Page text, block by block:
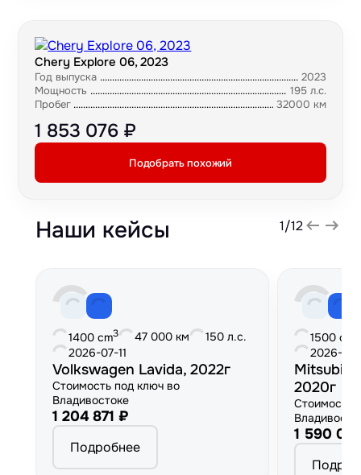
Chery Explore 06, 2023
Год выпуска
2023
Мощность
195 л.с.
Пробег
32000 км
1 853 076 ₽
Подобрать похожий
Наши кейсы 1/12
1400 cm3 47 000 км
150 л.с.
2026-07-11
Volkswagen Lavida, 2022г
Стоимость под ключ во
Владивостоке
1 204 871 ₽
Подробнее
1500 cm
2026-
2020г
Стоимость
1 590